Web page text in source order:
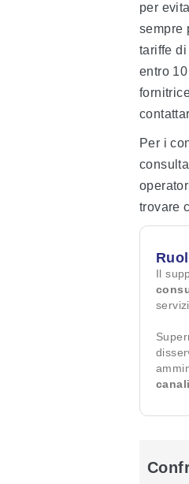
per
sempre
tariffe
entro
Per i
trovare
Il